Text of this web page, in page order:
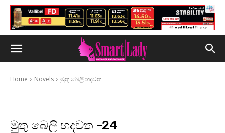
Home Novels මුතු බෙලි හදවත
මුතු බෙලි හදවත -24